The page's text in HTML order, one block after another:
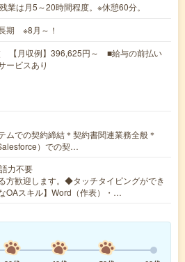
は月5～20時間程度。※休憩60分。
期 ※8月～！
【月収例】396,625円～ ■給与の前払い
ービスあり
ムでの契約締結＊契約書関連業務全般＊
）での契…
力不要
方歓迎します。◆タッチタイピングができ
OAスキル】Word（作表）・…